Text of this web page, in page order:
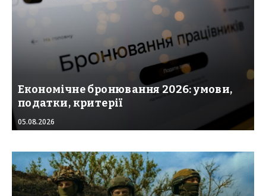
Економічне бронювання 2026: умови,
податки, критерії
05.08.2026